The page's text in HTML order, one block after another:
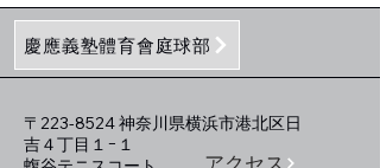
慶應義塾體育會庭球部
〒223-8524 神奈川県横浜市港北区日
吉４丁目１−１
アクセス